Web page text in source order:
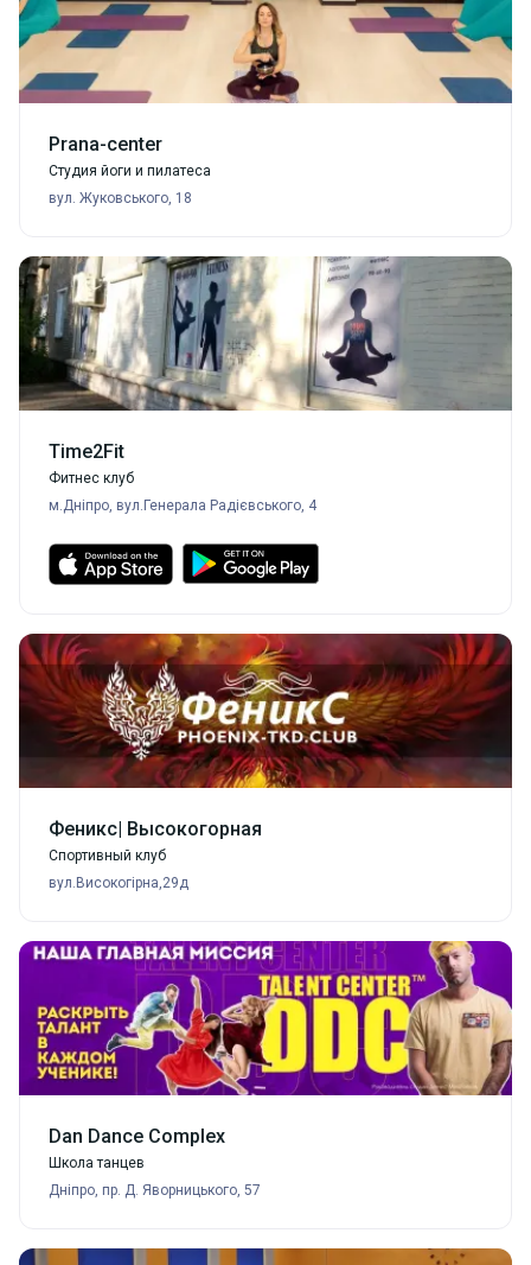
Prana-center
Студия йоги и пилатеса
вул. Жуковського, 18
Time2Fit
Фитнес клуб
м.Дніпро, вул.Генерала Радієвського, 4
Феникс| Высокогорная
Спортивный клуб
вул.Високогірна,29д
Dan Dance Complex
Школа танцев
Дніпро, пр. Д. Яворницького, 57